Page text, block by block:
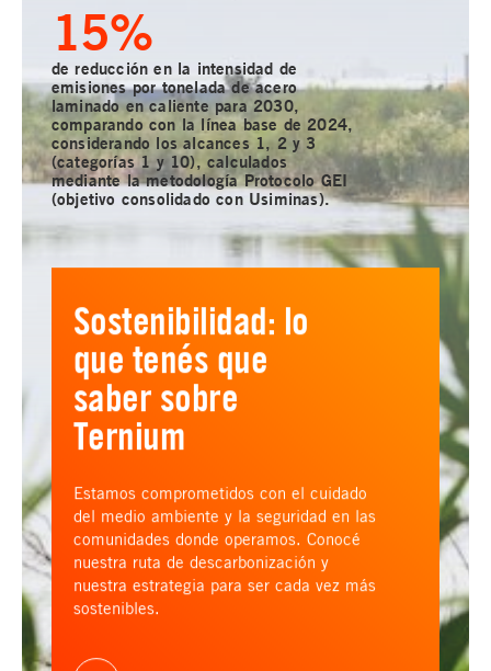
15%
de reducción en la intensidad de
emisiones por tonelada de acero
laminado en caliente para 2030,
comparando con la línea base de 2024,
considerando los alcances 1, 2 y 3
(categorías 1 y 10), calculados
mediante la metodología Protocolo GEI
(objetivo consolidado con Usiminas).
Sostenibilidad: lo
que tenés que
saber sobre
Ternium
Estamos comprometidos con el cuidado
del medio ambiente y la seguridad en las
comunidades donde operamos. Conocé
nuestra ruta de descarbonización y
nuestra estrategia para ser cada vez más
sostenibles.